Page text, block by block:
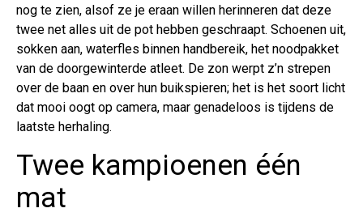
nog te zien, alsof ze je eraan willen herinneren dat deze
twee net alles uit de pot hebben geschraapt. Schoenen uit,
sokken aan, waterfles binnen handbereik, het noodpakket
van de doorgewinterde atleet. De zon werpt z’n strepen
over de baan en over hun buikspieren; het is het soort licht
dat mooi oogt op camera, maar genadeloos is tijdens de
laatste herhaling.
Twee kampioenen één
mat